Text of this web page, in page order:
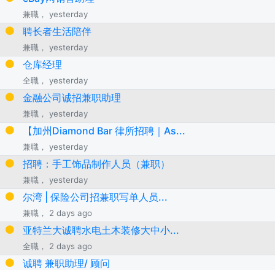
兼職， yesterday
聘长者生活陪伴
兼職， yesterday
仓库经理
全職， yesterday
金融公司诚招兼职助理
兼職， yesterday
【加州Diamond Bar 律所招聘｜As...
兼職， yesterday
招聘：手工饰品制作人员（兼职）
兼職， yesterday
尔湾 | 保险公司招兼职写单人员...
兼職， 2 days ago
亚特兰大诚聘水电土木装修大中小...
全職， 2 days ago
诚聘 兼职助理/ 顾问